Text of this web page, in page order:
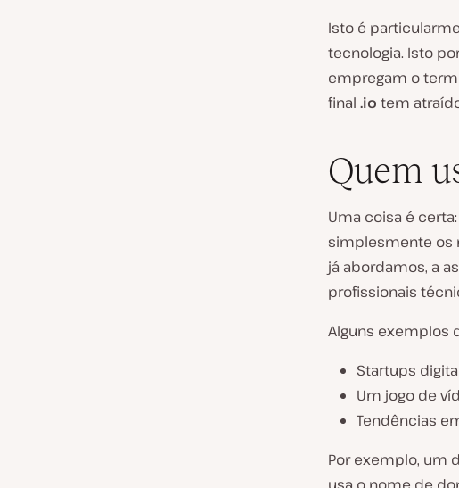
Isto é
tecnologia. Isto
empregam o
final .io tem
Quem
Uma coisa é
simplesmente os
já abordamos, a
profissionais
Alguns exemplos
Startups
Um jogo de
Tendências
Por exemplo, um